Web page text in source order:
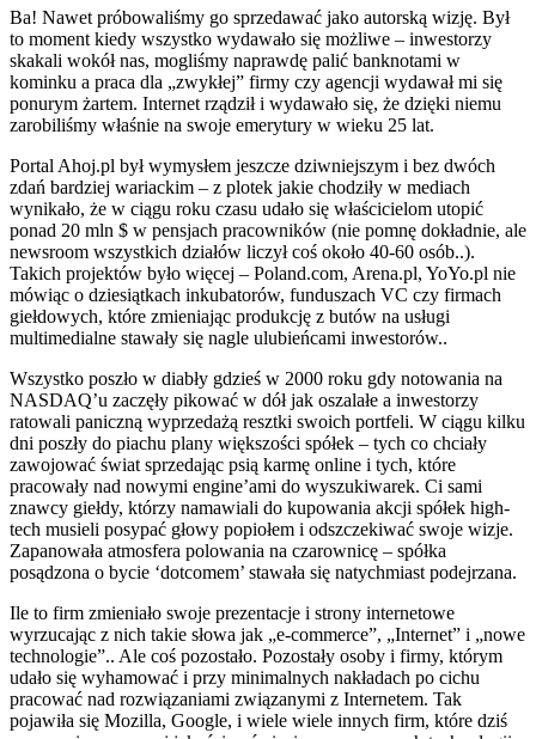
Ba! Nawet próbowaliśmy go sprzedawać jako autorską wizję. Był
to moment kiedy wszystko wydawało się możliwe – inwestorzy
skakali wokół nas, mogliśmy naprawdę palić banknotami w
kominku a praca dla „zwykłej” firmy czy agencji wydawał mi się
ponurym żartem. Internet rządził i wydawało się, że dzięki niemu
zarobiliśmy właśnie na swoje emerytury w wieku 25 lat.
Portal Ahoj.pl był wymysłem jeszcze dziwniejszym i bez dwóch
zdań bardziej wariackim – z plotek jakie chodziły w mediach
wynikało, że w ciągu roku czasu udało się właścicielom utopić
ponad 20 mln $ w pensjach pracowników (nie pomnę dokładnie, ale
newsroom wszystkich działów liczył coś około 40-60 osób..).
Takich projektów było więcej – Poland.com, Arena.pl, YoYo.pl nie
mówiąc o dziesiątkach inkubatorów, funduszach VC czy firmach
giełdowych, które zmieniając produkcję z butów na usługi
multimedialne stawały się nagle ulubieńcami inwestorów..
Wszystko poszło w diabły gdzieś w 2000 roku gdy notowania na
NASDAQ’u zaczęły pikować w dół jak oszalałe a inwestorzy
ratowali paniczną wyprzedażą resztki swoich portfeli. W ciągu kilku
dni poszły do piachu plany większości spółek – tych co chciały
zawojować świat sprzedając psią karmę online i tych, które
pracowały nad nowymi engine’ami do wyszukiwarek. Ci sami
znawcy giełdy, którzy namawiali do kupowania akcji spółek high-
tech musieli posypać głowy popiołem i odszczekiwać swoje wizje.
Zapanowała atmosfera polowania na czarownicę – spółka
posądzona o bycie ‘dotcomem’ stawała się natychmiast podejrzana.
Ile to firm zmieniało swoje prezentacje i strony internetowe
wyrzucając z nich takie słowa jak „e-commerce”, „Internet” i „nowe
technologie”.. Ale coś pozostało. Pozostały osoby i firmy, którym
udało się wyhamować i przy minimalnych nakładach po cichu
pracować nad rozwiązaniami związanymi z Internetem. Tak
pojawiła się Mozilla, Google, i wiele wiele innych firm, które dziś